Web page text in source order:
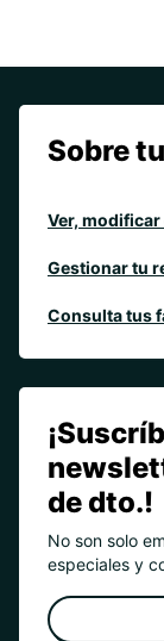
Sobre
Ver,
Gestionar tu
Consulta tus
de dto.!
No son solo
especiales y